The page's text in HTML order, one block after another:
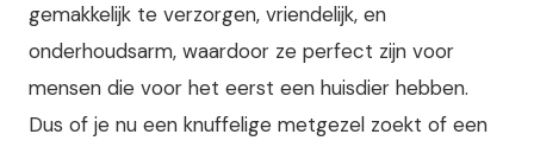
gemakkelijk te verzorgen, vriendelijk, en
onderhoudsarm, waardoor ze perfect zijn voor
mensen die voor het eerst een huisdier hebben.
Dus of je nu een knuffelige metgezel zoekt of een